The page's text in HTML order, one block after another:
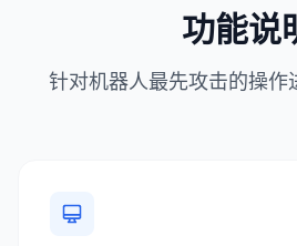
功能说
针对机器人最先攻击的操作